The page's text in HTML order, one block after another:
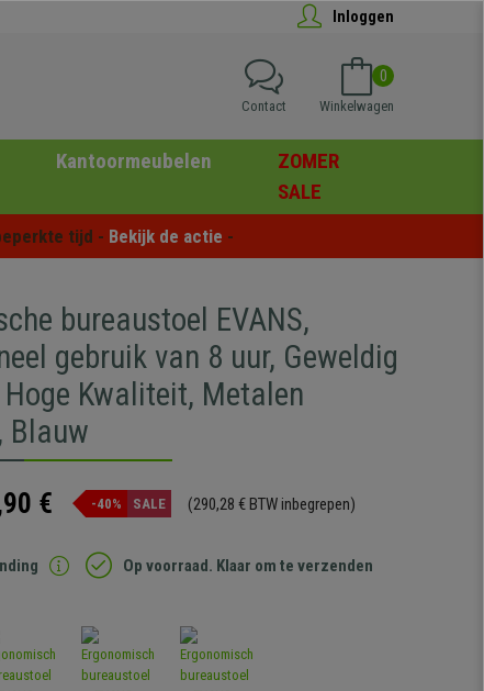
Inloggen
0
Winkelwagen
Contact
Kantoormeubelen
ZOMER
SALE
tijd - Bekijk de actie -
bureaustoel EVANS,
gebruik van 8 uur, Geweldig
Hoge Kwaliteit, Metalen
Blauw
€ -40% SALE (290,28 € BTW inbegrepen)
Op voorraad. Klaar om te verzenden